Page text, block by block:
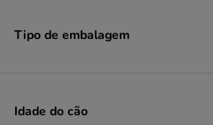
Tipo de embalagem
Idade do cão